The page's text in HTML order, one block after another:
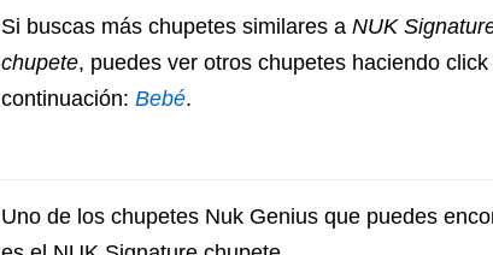
Si buscas más chupetes similares a NUK
chupete, puedes ver otros chupetes haciendo
continuación: Bebé.
Uno de los chupetes Nuk Genius que puedes